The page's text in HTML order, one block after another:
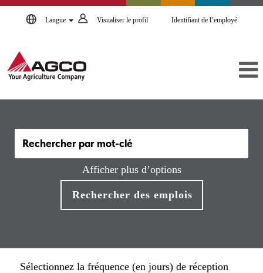
Langue Visualiser le profil Identifiant de l’employé
Afficher plus d’options
Sélectionnez la fréquence (en jours) de réception